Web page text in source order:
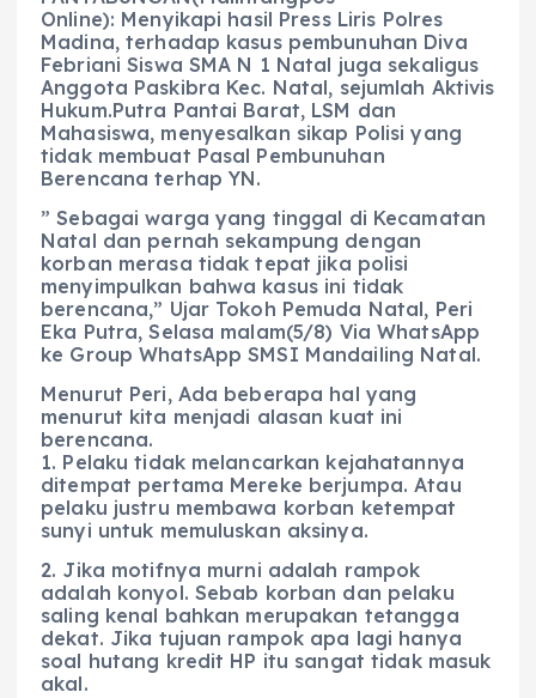
Online): Menyikapi hasil Press Liris Polres
Madina, terhadap kasus pembunuhan Diva
Febriani Siswa SMA N 1 Natal juga sekaligus
Anggota Paskibra Kec. Natal, sejumlah Aktivis
Hukum.Putra Pantai Barat, LSM dan
Mahasiswa, menyesalkan sikap Polisi yang
tidak membuat Pasal Pembunuhan
Berencana terhap YN.
” Sebagai warga yang tinggal di Kecamatan
Natal dan pernah sekampung dengan
korban merasa tidak tepat jika polisi
menyimpulkan bahwa kasus ini tidak
berencana,” Ujar Tokoh Pemuda Natal, Peri
Eka Putra, Selasa malam(5/8) Via WhatsApp
ke Group WhatsApp SMSI Mandailing Natal.
Menurut Peri, Ada beberapa hal yang
menurut kita menjadi alasan kuat ini
berencana.
1. Pelaku tidak melancarkan kejahatannya
ditempat pertama Mereke berjumpa. Atau
pelaku justru membawa korban ketempat
sunyi untuk memuluskan aksinya.
2. Jika motifnya murni adalah rampok
adalah konyol. Sebab korban dan pelaku
saling kenal bahkan merupakan tetangga
dekat. Jika tujuan rampok apa lagi hanya
soal hutang kredit HP itu sangat tidak masuk
akal.